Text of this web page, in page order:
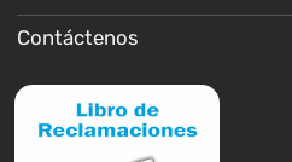
Contáctenos